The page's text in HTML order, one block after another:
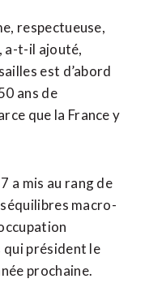
respectueuse,
a-t-il ajouté,
est d’abord
ans de
que la France y
a mis au rang de
macro-
qui président le
prochaine.